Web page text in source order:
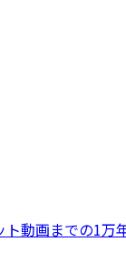
ト動画までの1万